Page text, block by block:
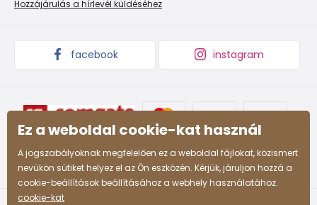
164 13-14 év 159 - 164
Hozzájárulás a hírlevél küldéséhez
facebook instagram
Ez a weboldal cookie-kat használ
A jogszabályoknak megfelelően ez a weboldal fájlokat, közismert
nevükön sütiket helyez el az Ön eszközén. Kérjük, járuljon hozzá a
cookie-beállítások beállításához a webhely használatához.
cookie-kat